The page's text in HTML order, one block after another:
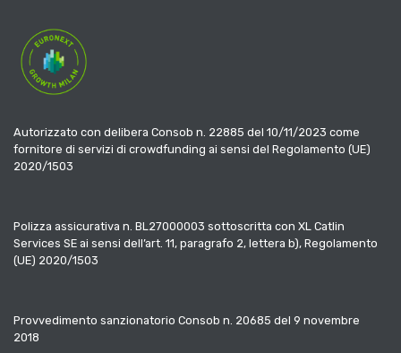
Autorizzato con delibera Consob n. 22885 del 10/11/2023 come
fornitore di servizi di crowdfunding ai sensi del Regolamento (UE)
2020/1503
Polizza assicurativa n. BL27000003 sottoscritta con XL Catlin
Services SE ai sensi dell’art. 11, paragrafo 2, lettera b), Regolamento
(UE) 2020/1503
Provvedimento sanzionatorio Consob n. 20685 del 9 novembre
2018